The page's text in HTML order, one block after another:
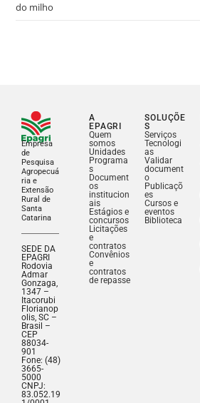
do milho
Empresa
de
Pesquisa
Agropecuá
ria e
Extensão
Rural de
Santa
Catarina
SEDE DA
EPAGRI
Rodovia
Admar
Gonzaga,
1347 –
Itacorubi
Florianop
olis, SC –
Brasil –
CEP
88034-
901
Fone: (48)
3665-
5000
CNPJ:
83.052.19
A
EPAGRI
Quem
somos
Unidades
Programa
s
Document
os
institucion
ais
Estágios e
concursos
Licitações
e
contratos
Convênios
e
contratos
de repasse
SOLUÇÕE
S
Serviços
Tecnologi
as
Validar
document
o
Publicaçõ
es
Cursos e
eventos
Biblioteca